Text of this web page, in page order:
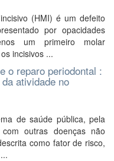
(HMI) é um defeito
por opacidades
um primeiro molar
incisivos ...
o reparo periodontal :
atividade no
de saúde pública, pela
outras doenças não
como fator de risco,